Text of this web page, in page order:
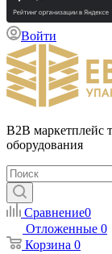
Войти
B2B маркетплейс
оборудования
Сравнение0
Отложенные 0
Корзина 0